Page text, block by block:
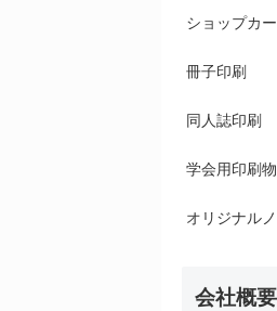
ショップカ
冊子印刷
同人誌印刷
学会用印刷物
オリジナル
会社概要